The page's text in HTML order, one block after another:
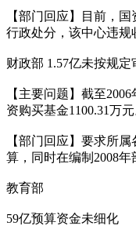
【部门回应】目前，
行政处分，该中心违
财政部 1.57亿未按规定
【主要问题】截至
资购买基金1100.31万
【部门回应】要求所
算，同时在编制2008
教育部
59亿预算资金未细化